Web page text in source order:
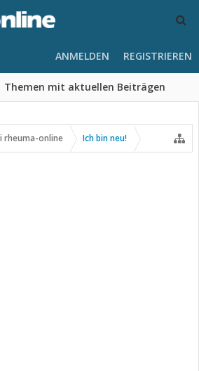
Themen mit aktuellen Beiträgen
ANMELDEN REGISTRIEREN
rheuma-online Ich bin neu!